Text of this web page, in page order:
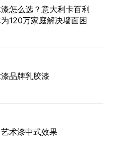
怎么选？意大利卡百利
120万家庭解决墙面困
品牌乳胶漆
术漆中式效果